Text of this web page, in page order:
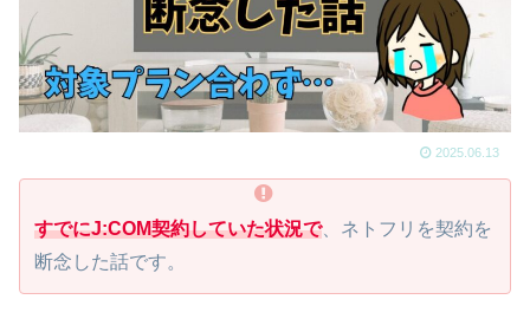
2025.06.13
すでにJ:COM契約していた状況で、ネトフリを契約を
断念した話です。